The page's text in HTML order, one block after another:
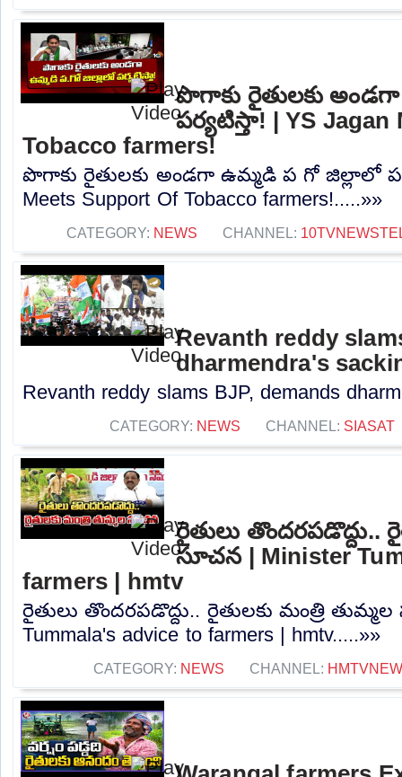
పొగాకు రైతులకు
పర్యటిస్తా! | YS Jagan
Tobacco farmers!
పొగాకు రైతులకు అండగా ఉమ్మడి ప గో జిల్లాలో
Meets Support Of Tobacco farmers!.....»»
CATEGORY: NEWS CHANNEL:
Revanth reddy
dharmendra's
Revanth reddy slams BJP, demands
CATEGORY: NEWS CHANNEL: SIASAT
రైతులు తొందరపడొద్దు..
సూచన | Minister
farmers | hmtv
రైతులు తొందరపడొద్దు.. రైతులకు మంత్రి
Tummala's advice to farmers | hmtv.....»»
CATEGORY: NEWS CHANNEL: